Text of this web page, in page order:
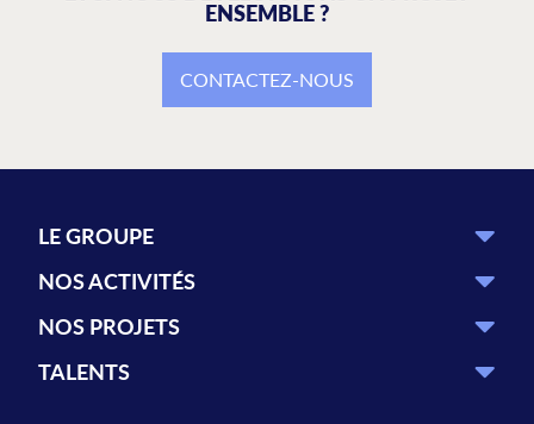
ENSEMBLE ?
CONTACTEZ-NOUS
LE GROUPE
NOS ACTIVITÉS
NOS PROJETS
TALENTS